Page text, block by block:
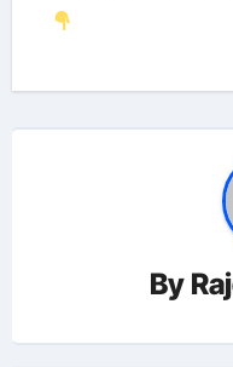
By